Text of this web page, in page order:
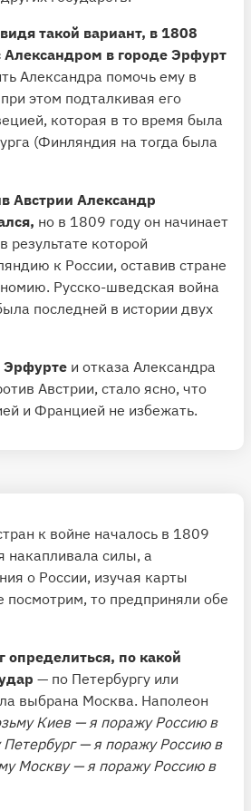
такой вариант, в 1808
Александром в городе Эрфурт
Александра помочь ему в
этом подталкивая его
которая в то время была
(Финляндия на тогда была
Австрии Александр
но в 1809 году он начинает
результате которой
к России, оставив стране
Русско-шведская война
последней в истории двух
Эрфурте и отказа Александра
Австрии, стало ясно, что
и Францией не избежать.
к войне началось в 1809
накапливала силы, а
о России, изучая карты
посмотрим, то предприняли обе
определиться, по какой
— по Петербургу или
выбрана Москва. Наполеон
Киев — я поражу Россию в
Петербург — я поражу Россию в
Москву — я поражу Россию в